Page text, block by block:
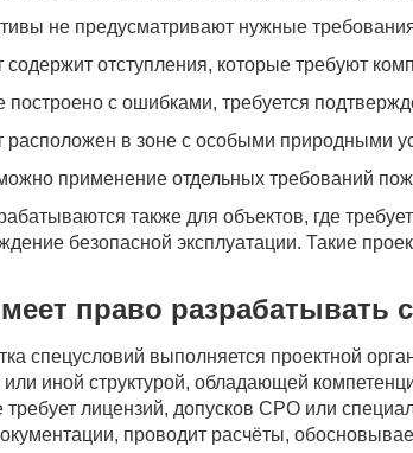
не предусматривают нужные
содержит отступления, которые требуют
построено с ошибками, требуется
расположен в зоне с особыми природными
применение отдельных требований
также для объектов, где
безопасной эксплуатации. Такие
право разрабатывать
спецусловий выполняется проектной
иной структурой, обладающей
требует лицензий, допусков СРО или
проводит расчёты,